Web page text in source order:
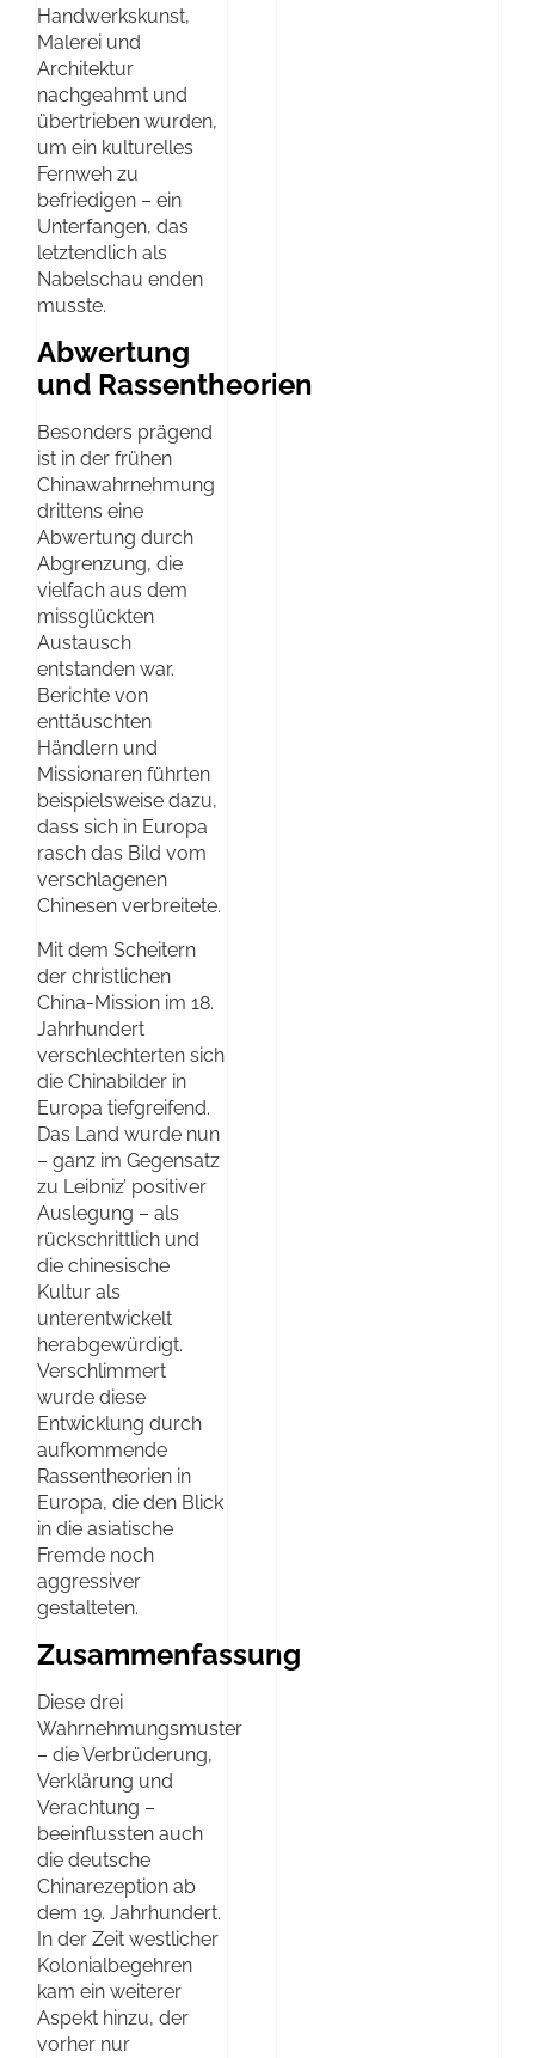
Handwerkskunst,
Malerei und
Architektur
nachgeahmt und
übertrieben wurden,
um ein kulturelles
Fernweh zu
befriedigen – ein
Unterfangen, das
letztendlich als
Nabelschau enden
musste.
Abwertung
und Rassentheorien
Besonders prägend
ist in der frühen
Chinawahrnehmung
drittens eine
Abwertung durch
Abgrenzung, die
vielfach aus dem
missglückten
Austausch
entstanden war.
Berichte von
enttäuschten
Händlern und
Missionaren führten
beispielsweise dazu,
dass sich in Europa
rasch das Bild vom
verschlagenen
Chinesen verbreitete.
Mit dem Scheitern
der christlichen
China-Mission im 18.
Jahrhundert
verschlechterten sich
die Chinabilder in
Europa tiefgreifend.
Das Land wurde nun
– ganz im Gegensatz
zu Leibniz’ positiver
Auslegung – als
rückschrittlich und
die chinesische
Kultur als
unterentwickelt
herabgewürdigt.
Verschlimmert
wurde diese
Entwicklung durch
aufkommende
Rassentheorien in
Europa, die den Blick
in die asiatische
Fremde noch
aggressiver
gestalteten.
Zusammenfassung
Diese drei
Wahrnehmungsmuster
– die Verbrüderung,
Verklärung und
Verachtung –
beeinflussten auch
die deutsche
Chinarezeption ab
dem 19. Jahrhundert.
In der Zeit westlicher
Kolonialbegehren
kam ein weiterer
Aspekt hinzu, der
vorher nur